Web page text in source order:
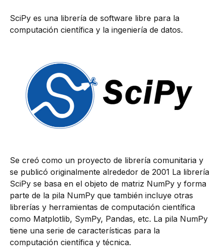
SciPy es una librería de software libre para la
computación científica y la ingeniería de datos.
Se creó como un proyecto de librería comunitaria y
se publicó originalmente alrededor de 2001 La librería
SciPy se basa en el objeto de matriz NumPy y forma
parte de la pila NumPy que también incluye otras
librerías y herramientas de computación científica
como Matplotlib, SymPy, Pandas, etc. La pila NumPy
tiene una serie de características para la
computación científica y técnica.